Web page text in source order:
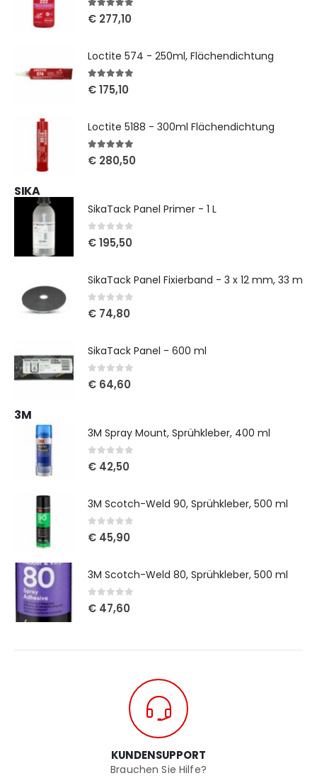
5out of 5
€ 277,10
Loctite 574 - 250ml, Flächendichtung
5out of 5
€175,10
Loctite 5188 - 300ml Flächendichtung
5out of 5
€ 280,50
SIKA
SikaTack Panel Primer - 1 L
0out of 5
€195,50
SikaTack Panel Fixierband - 3 x 12 mm, 33 m
0out of 5
€ 74,80
SikaTack Panel - 600 ml
0out of 5
€ 64,60
3M
3M Spray Mount, Sprühkleber, 400 ml
0out of 5
€ 42,50
3M Scotch-Weld 90, Sprühkleber, 500 ml
0out of 5
€ 45,90
3M Scotch-Weld 80, Sprühkleber, 500 ml
0out of 5
€ 47,60
KUNDENSUPPORT
Brauchen Sie Hilfe?